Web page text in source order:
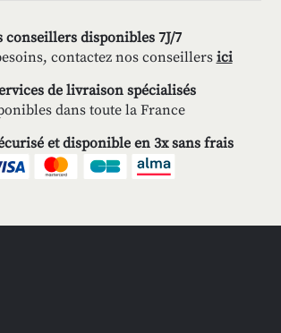
conseillers disponibles 7J/7
contactez nos conseillers ici
de livraison spécialisés
dans toute la France
et disponible en 3x sans frais